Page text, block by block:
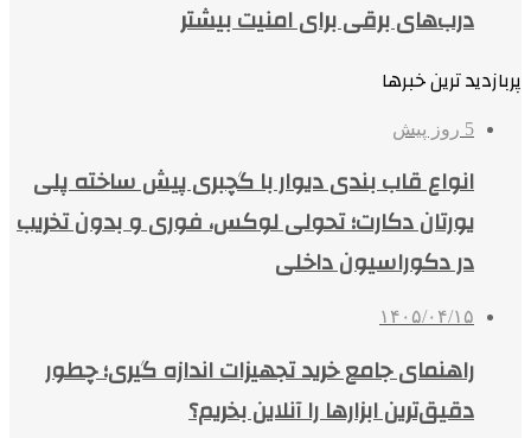
درب‌های برقی برای امنیت بیشتر
پربازدید ترین خبرها
5 روز پیش
انواع قاب بندی دیوار با گچبری پیش ساخته پلی
یورتان دکارت؛ تحولی لوکس، فوری و بدون تخریب
در دکوراسیون داخلی
۱۴۰۵/۰۴/۱۵
راهنمای جامع خرید تجهیزات اندازه گیری؛ چطور
دقیق‌ترین ابزارها را آنلاین بخریم؟